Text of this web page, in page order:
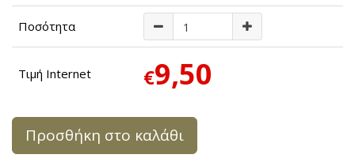
Ποσότητα
Τιμή Internet €9,50
Προσθήκη στο καλάθι